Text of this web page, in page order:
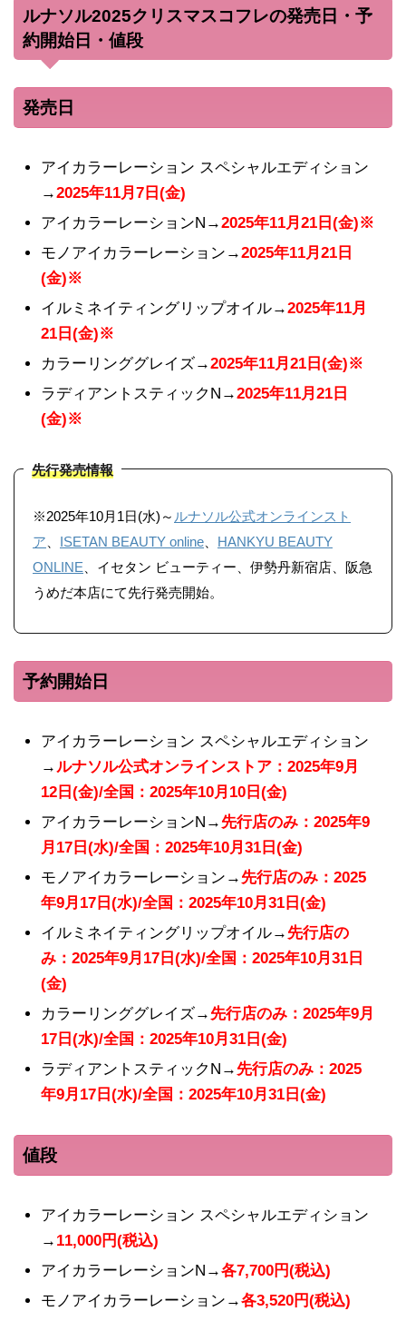
ルナソル2025クリスマスコフレの発売日・予
約開始日・値段
発売日
アイカラーレーション スペシャルエディション
→2025年11月7日(金)
アイカラーレーションN→2025年11月21日(金)※
モノアイカラーレーション→2025年11月21日
(金)※
イルミネイティングリップオイル→2025年11月
21日(金)※
カラーリンググレイズ→2025年11月21日(金)※
ラディアントスティックN→2025年11月21日
(金)※
先行発売情報
※2025年10月1日(水)～ ルナソル公式オンラインスト
ア、 ISETAN BEAUTY online、 HANKYU BEAUTY
ONLINE、イセタン ビューティー、伊勢丹新宿店、阪急
うめだ本店にて先行発売開始。
予約開始日
アイカラーレーション スペシャルエディション
→ルナソル公式オンラインストア：2025年9月
12日(金)/全国：2025年10月10日(金)
アイカラーレーションN→ 先行店のみ：2025年9
月17日(水)/全国：2025年10月31日(金)
モノアイカラーレーション→ 先行店のみ：2025
年9月17日(水)/全国：2025年10月31日(金)
イルミネイティングリップオイル→ 先行店の
み：2025年9月17日(水)/全国：2025年10月31日
(金)
カラーリンググレイズ→ 先行店のみ：2025年9月
17日(水)/全国：2025年10月31日(金)
ラディアントスティックN→ 先行店のみ：2025
年9月17日(水)/全国：2025年10月31日(金)
値段
アイカラーレーション スペシャルエディション
→ 11,000円(税込)
アイカラーレーションN→各7,700円(税込)
モノアイカラーレーション→各3,520円(税込)